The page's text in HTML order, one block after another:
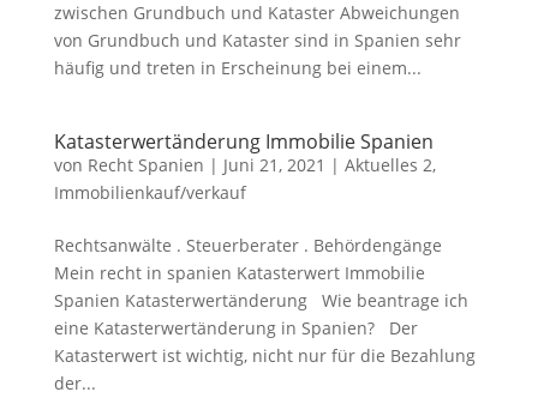
zwischen Grundbuch und Kataster Abweichungen
von Grundbuch und Kataster sind in Spanien sehr
häufig und treten in Erscheinung bei einem...
Katasterwertänderung Immobilie Spanien
von Recht Spanien | Juni 21, 2021 | Aktuelles 2,
Immobilienkauf/verkauf
Rechtsanwälte . Steuerberater . Behördengänge
Mein recht in spanien Katasterwert Immobilie
Spanien Katasterwertänderung Wie beantrage ich
eine Katasterwertänderung in Spanien? Der
Katasterwert ist wichtig, nicht nur für die Bezahlung
der...